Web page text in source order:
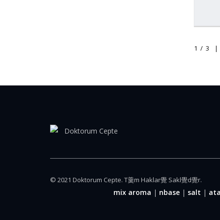
1 / 3 |
© 2021 Doktorum Cepte. T羹m Haklar覺 Sakl覺d覺r.
mix aroma | nbase| salt |